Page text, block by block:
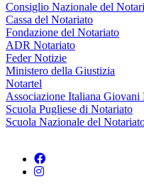
Consiglio Nazionale del
Cassa del Notariato
Fondazione del Notariato
ADR Notariato
Feder Notizie
Ministero della Giustizia
Notartel
Associazione Italiana Giovani
Scuola Pugliese di Notariato
Scuola Nazionale del